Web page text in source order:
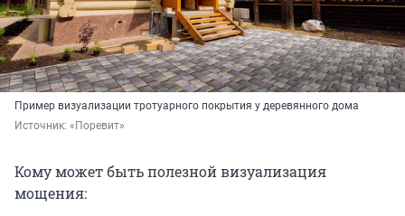
Пример визуализации тротуарного покрытия у деревянного дома
Источник: «Поревит»
Кому может быть полезной визуализация
мощения: